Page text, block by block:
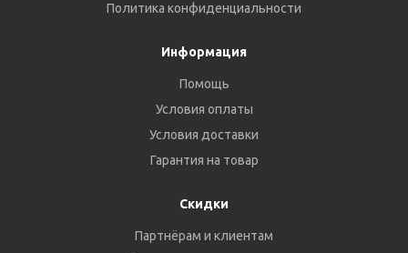
Политика конфиденциальности
Информация
Помощь
Условия оплаты
Условия доставки
Гарантия на товар
Скидки
Партнёрам и клиентам